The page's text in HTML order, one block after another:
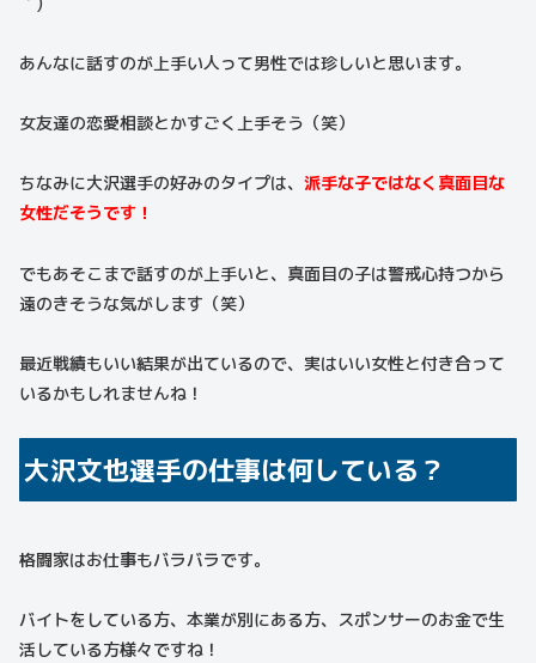
あんなに話すのが上手い人って男性では珍しいと思います。
女友達の恋愛相談とかすごく上手そう（笑）
ちなみに大沢選手の好みのタイプは、 派手な子ではなく真面目な
女性だそうです！
でもあそこまで話すのが上手いと、真面目の子は警戒心持つから
遠のきそうな気がします（笑）
最近戦績もいい結果が出ているので、実はいい女性と付き合って
いるかもしれませんね！
大沢文也選手の仕事は何している？
格闘家はお仕事もバラバラです。
バイトをしている方、本業が別にある方、スポンサーのお金で生
活している方様々ですね！